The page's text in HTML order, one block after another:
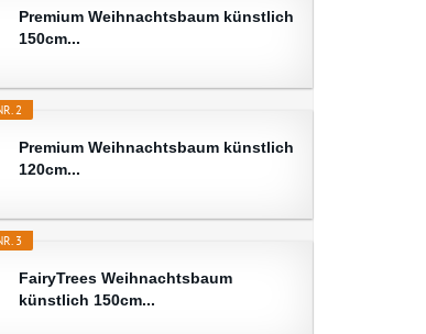
Premium Weihnachtsbaum künstlich
150cm...
2
Premium Weihnachtsbaum künstlich
120cm...
3
FairyTrees Weihnachtsbaum
künstlich 150cm...